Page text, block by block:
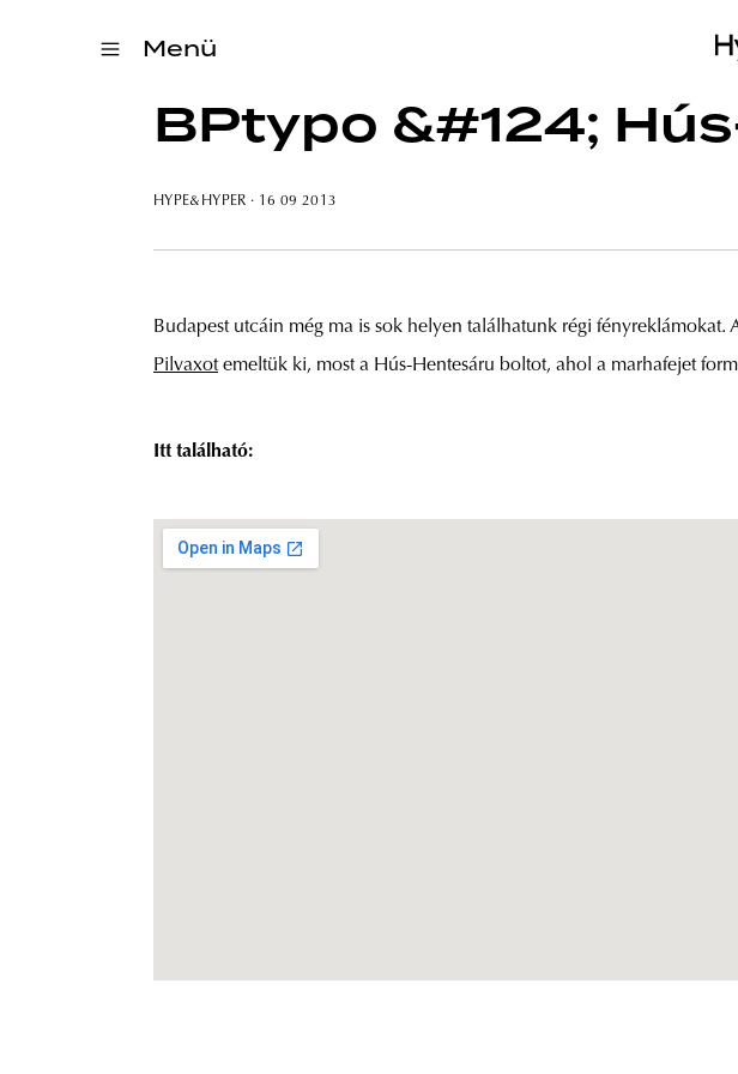
Menü
BPtypo &#124;
HYPE&HYPER · 16 09 2013
Budapest utcáin még ma is sok helyen találhatunk régi
Pilvaxotemeltük ki, most a Hús-Hentesáru boltot, ahol a marhafejet
Itt található: